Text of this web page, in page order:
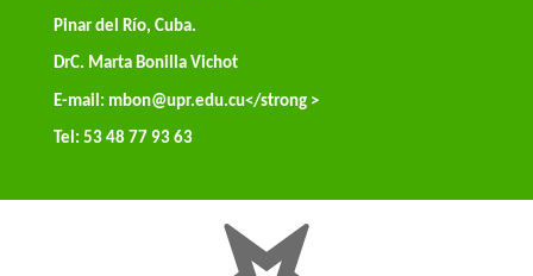
Pinar del Río, Cuba.
DrC. Marta Bonilla Vichot
E-mail: mbon@upr.edu.cu</strong >
Tel: 53 48 77 93 63